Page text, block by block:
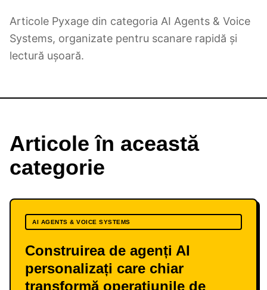
Articole Pyxage din categoria AI Agents & Voice
Systems, organizate pentru scanare rapidă și
lectură ușoară.
Articole în această
categorie
AI AGENTS & VOICE SYSTEMS
Construirea de agenți AI
personalizați care chiar
transformă operațiunile de